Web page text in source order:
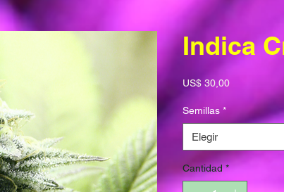
Indica
US$ 30,00Precio
Semillas *
Elegir
Cantidad *